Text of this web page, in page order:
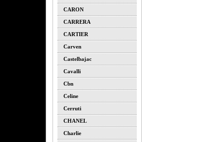
CARON
CARRERA
CARTIER
Carven
Castelbajac
Cavalli
Cbn
Celine
Cerruti
CHANEL
Charlie